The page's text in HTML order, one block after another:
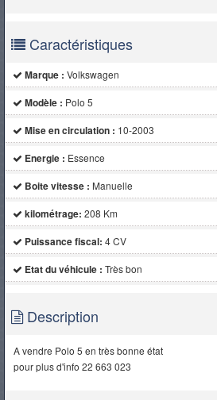
Caractéristiques
Marque : Volkswagen
Modèle : Polo 5
Mise en circulation : 10-2003
Energie : Essence
Boite vitesse : Manuelle
kilométrage: 208 Km
Puissance fiscal: 4 CV
Etat du véhicule : Très bon
Description
A vendre Polo 5 en très bonne état
pour plus d'info 22 663 023